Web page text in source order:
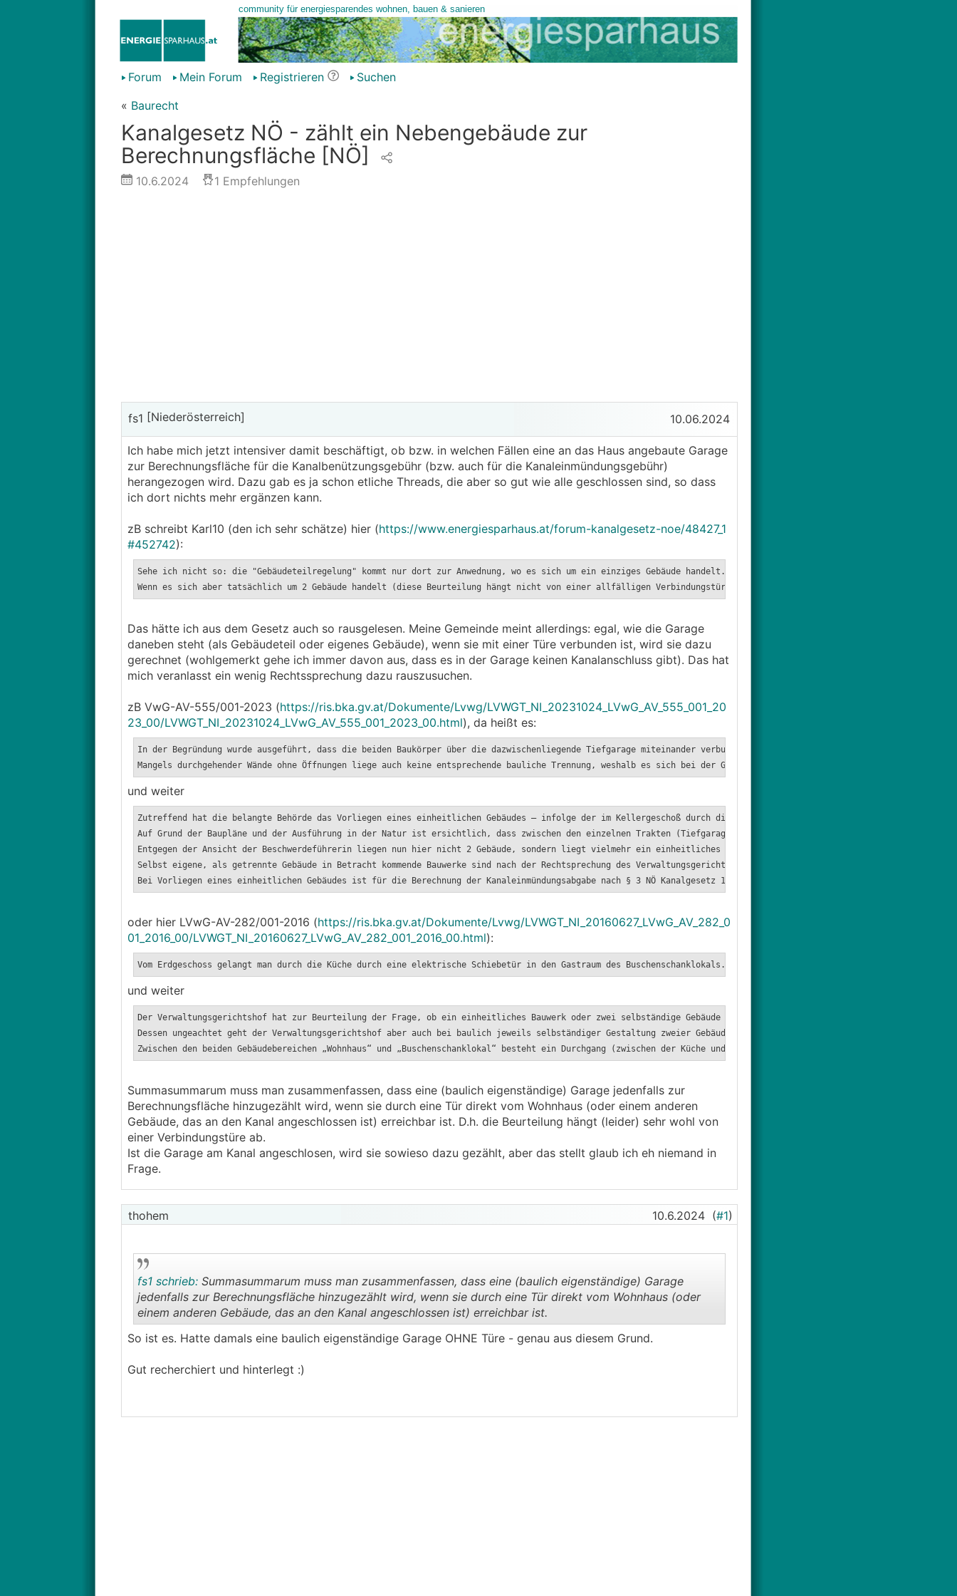
Forum Mein Forum Registrieren
Suchen
« Baurecht
Kanalgesetz NÖ - zählt ein Nebengebäude zur
Berechnungsfläche [NÖ]
10.6.2024 1 Empfehlungen
fs1 [Niederösterreich] 10.06.2024
Ich habe mich jetzt intensiver damit beschäftigt, ob bzw. in welchen Fällen eine an das Haus angebaute Garage
zur Berechnungsfläche für die Kanalbenützungsgebühr (bzw. auch für die Kanaleinmündungsgebühr)
herangezogen wird. Dazu gab es ja schon etliche Threads, die aber so gut wie alle geschlossen sind, so dass
ich dort nichts mehr ergänzen kann.
zB schreibt Karl10 (den ich sehr schätze) hier (https://www.energiesparhaus.at/forum-kanalgesetz-noe/48427_1
#452742):
Sehe ich nicht so: die "Gebäudeteilregelung" kommt nur dort zur Anwednung, wo es sich um ein einziges Gebäude handelt. Dieses ist zwar in 2 Teile unterteilt,
Wenn es sich aber tatsächlich um 2 Gebäude handelt (diese Beurteilung hängt nicht von einer allfälligen Verbindungstüre ab), dann ist für jedes der beiden Gebäude
Das hätte ich aus dem Gesetz auch so rausgelesen. Meine Gemeinde meint allerdings: egal, wie die Garage
daneben steht (als Gebäudeteil oder eigenes Gebäude), wenn sie mit einer Türe verbunden ist, wird sie dazu
gerechnet (wohlgemerkt gehe ich immer davon aus, dass es in der Garage keinen Kanalanschluss gibt). Das hat
mich veranlasst ein wenig Rechtssprechung dazu rauszusuchen.
zB VwG-AV-555/001-2023 (https://ris.bka.gv.at/Dokumente/Lvwg/LVWGT_NI_20231024_LVwG_AV_555_001_20
23_00/LVWGT_NI_20231024_LVwG_AV_555_001_2023_00.html), da heißt es:
In der Begründung wurde ausgeführt, dass die beiden Baukörper über die dazwischenliegende Tiefgarage miteinander verbunden seien und aufgrund der
Mangels durchgehender Wände ohne Öffnungen liege auch keine entsprechende bauliche Trennung, weshalb es sich bei der Garage auch nicht um einen Gebäudeteil
und weiter
Zutreffend hat die belangte Behörde das Vorliegen eines einheitlichen Gebäudes – infolge der im Kellergeschoß durch die beidseitigen Durchgänge zum
Auf Grund der Baupläne und der Ausführung in der Natur ist ersichtlich, dass zwischen den einzelnen Trakten (Tiefgarage und Häuser 1 und 2) Durchgänge und
Entgegen der Ansicht der Beschwerdeführerin liegen nun hier nicht 2 Gebäude, sondern liegt vielmehr ein einheitliches Gebäude vor.
Selbst eigene, als getrennte Gebäude in Betracht kommende Bauwerke sind nach der Rechtsprechung des Verwaltungsgerichtshofes als ein einheitliches Gebäude
Bei Vorliegen eines einheitlichen Gebäudes ist für die Berechnung der Kanaleinmündungsabgabe nach § 3 NÖ Kanalgesetz 1977 ohne Bedeutung, ob die Fläche des
oder hier LVwG-AV-282/001-2016 (https://ris.bka.gv.at/Dokumente/Lvwg/LVWGT_NI_20160627_LVwG_AV_282_0
01_2016_00/LVWGT_NI_20160627_LVwG_AV_282_001_2016_00.html):
Vom Erdgeschoss gelangt man durch die Küche durch eine elektrische Schiebetür in den Gastraum des Buschenschanklokals. Das Buschenschanklokal stellt sich von
und weiter
Der Verwaltungsgerichtshof hat zur Beurteilung der Frage, ob ein einheitliches Bauwerk oder zwei selbständige Gebäude vorliegen, ausgeführt, dass dies in
Dessen ungeachtet geht der Verwaltungsgerichtshof aber auch bei baulich jeweils selbständiger Gestaltung zweier Gebäudebereiche davon aus, dass die durch die
Zwischen den beiden Gebäudebereichen „Wohnhaus“ und „Buschenschanklokal“ besteht ein Durchgang (zwischen der Küche und dem Gastraum), sodass auch eine
Summasummarum muss man zusammenfassen, dass eine (baulich eigenständige) Garage jedenfalls zur
Berechnungsfläche hinzugezählt wird, wenn sie durch eine Tür direkt vom Wohnhaus (oder einem anderen
Gebäude, das an den Kanal angeschlossen ist) erreichbar ist. D.h. die Beurteilung hängt (leider) sehr wohl von
einer Verbindungstüre ab.
Ist die Garage am Kanal angeschlosen, wird sie sowieso dazu gezählt, aber das stellt glaub ich eh niemand in
Frage.
thohem 10.6.2024 (#1)
..
fs1 schrieb:Summasummarum muss man zusammenfassen, dass eine (baulich eigenständige) Garage
jedenfalls zur Berechnungsfläche hinzugezählt wird, wenn sie durch eine Tür direkt vom Wohnhaus (oder
einem anderen Gebäude, das an den Kanal angeschlossen ist) erreichbar ist.
So ist es. Hatte damals eine baulich eigenständige Garage OHNE Türe - genau aus diesem Grund.
Gut recherchiert und hinterlegt :)